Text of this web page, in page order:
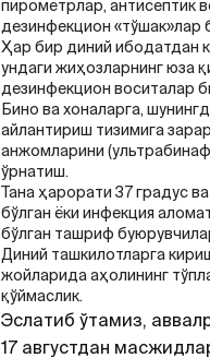
пирометрлар, антисептик
дезинфекцион «тўшак»лар
Ҳар бир диний ибодатдан
ундаги жиҳозларнинг юза
дезинфекцион воситалар
Бино ва хоналарга,
айлантириш тизимига
анжомларини
ўрнатиш.
Тана ҳарорати 37 градус
бўлган ёки инфекция
бўлган ташриф
Диний ташкилотларга
жойларида аҳолининг
қўймаслик.
Эслатиб ўтамиз,
17 августдан